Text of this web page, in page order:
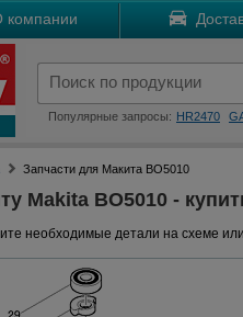
компании
Популярные запросы: HR2470
Запчасти для Макита BO5010
Makita BO5010 -
необходимые детали на схеме